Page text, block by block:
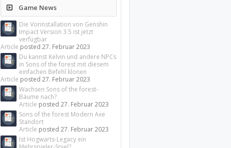
Game News
Die Vorinstallation von Genshin
Impact Version 3.5 ist jetzt
verfügbar
Article posted27. Februar 2023
Du kannst Kelvin und andere NPCs
in Sons of the forest mit diesem
einfachen Befehl klonen
Article posted27. Februar 2023
Wachsen Sons of the forest-
Bäume nach?
Article posted27. Februar 2023
Sons of the forest Modern Axe
Standort
Article posted27. Februar 2023
Ist Hogwarts-Legacy ein